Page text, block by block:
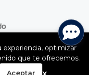
© 2026
conBsale
experiencia, optimizar
que te ofrecemos.
Aceptar